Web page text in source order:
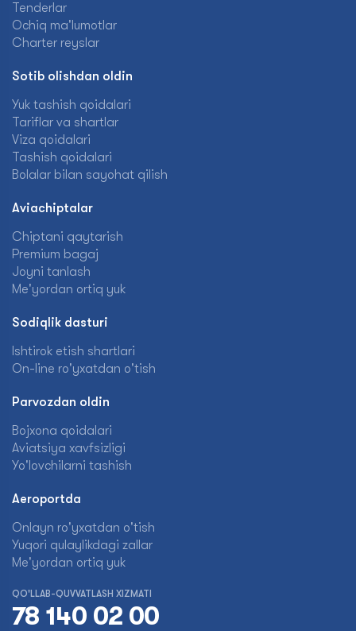
Tenderlar
Ochiq ma'lumotlar
Charter reyslar
Sotib olishdan oldin
Yuk tashish qoidalari
Tariflar va shartlar
Viza qoidalari
Tashish qoidalari
Bolalar bilan sayohat qilish
Aviachiptalar
Chiptani qaytarish
Premium bagaj
Joyni tanlash
Me'yordan ortiq yuk
Sodiqlik dasturi
Ishtirok etish shartlari
On-line ro'yxatdan o'tish
Parvozdan oldin
Bojxona qoidalari
Aviatsiya xavfsizligi
Yo'lovchilarni tashish
Aeroportda
Onlayn ro'yxatdan o'tish
Yuqori qulaylikdagi zallar
Me'yordan ortiq yuk
QO'LLAB-QUVVATLASH XIZMATI
78 140 02 00